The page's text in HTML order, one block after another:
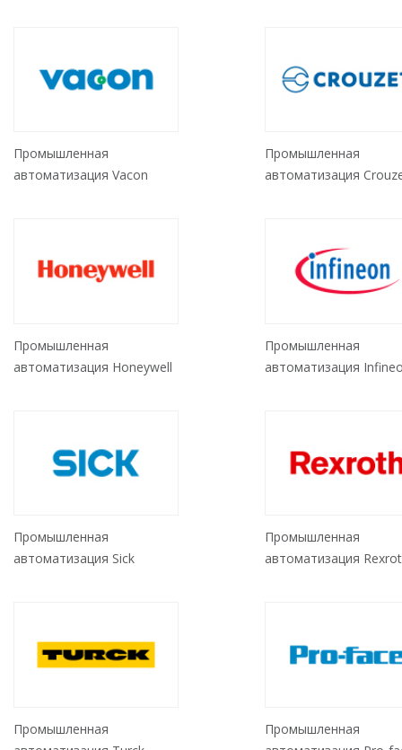
Промышленная
автоматизация Vacon
Промышленная
автоматизация
Промышленная
автоматизация Honeywell
Промышленная
автоматизация
Промышленная
автоматизация Sick
Промышленная
автоматизация
Промышленная
Промышленная